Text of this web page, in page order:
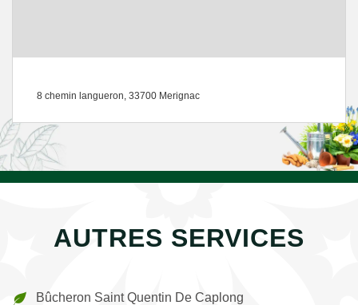
8 chemin langueron, 33700 Merignac
AUTRES SERVICES
Bûcheron Saint Quentin De Caplong